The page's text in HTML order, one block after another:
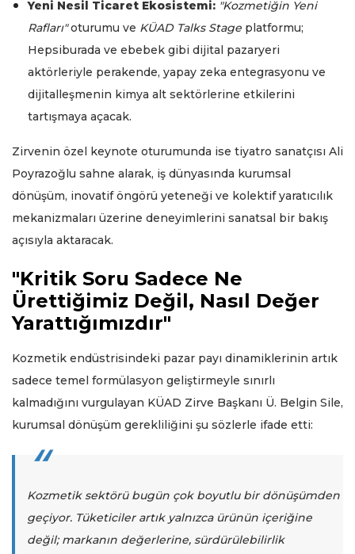
Yeni Nesil Ticaret Ekosistemi: "Kozmetiğin Yeni
Rafları"oturumu ve KÜAD Talks Stage platformu;
Hepsiburada ve ebebek gibi dijital pazaryeri
aktörleriyle perakende, yapay zeka entegrasyonu ve
dijitalleşmenin kimya alt sektörlerine etkilerini
tartışmaya açacak.
Zirvenin özel keynote oturumunda ise tiyatro sanatçısı Ali
Poyrazoğlu sahne alarak, iş dünyasında kurumsal
dönüşüm, inovatif öngörü yeteneği ve kolektif yaratıcılık
mekanizmaları üzerine deneyimlerini sanatsal bir bakış
açısıyla aktaracak.
"Kritik Soru Sadece Ne
Ürettiğimiz Değil, Nasıl Değer
Yarattığımızdır"
Kozmetik endüstrisindeki pazar payı dinamiklerinin artık
sadece temel formülasyon geliştirmeyle sınırlı
kalmadığını vurgulayan KÜAD Zirve Başkanı Ü. Belgin Sile,
kurumsal dönüşüm gerekliliğini şu sözlerle ifade etti:
Kozmetik sektörü bugün çok boyutlu bir dönüşümden
geçiyor. Tüketiciler artık yalnızca ürünün içeriğine
değil; markanın değerlerine, sürdürülebilirlik